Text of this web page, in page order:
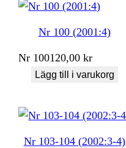
Nr 100 (2001:4)
Nr 100120,00kr
Lägg till i varukorg
Nr 103-104 (2002:3-4)